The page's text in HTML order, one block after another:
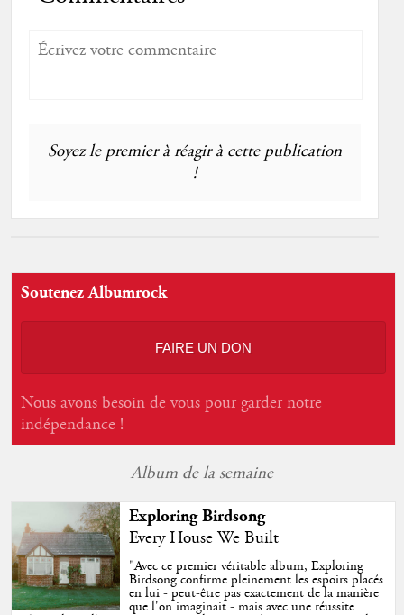
Soyez le premier à réagir à cette publication
!
Soutenez Albumrock
FAIRE UN DON
Nous avons besoin de vous pour garder notre
indépendance !
Album de la semaine
Exploring Birdsong
Every House We Built
"Avec ce premier véritable album, Exploring
Birdsong confirme pleinement les espoirs placés
en lui - peut-être pas exactement de la manière
que l'on imaginait - mais avec une réussite